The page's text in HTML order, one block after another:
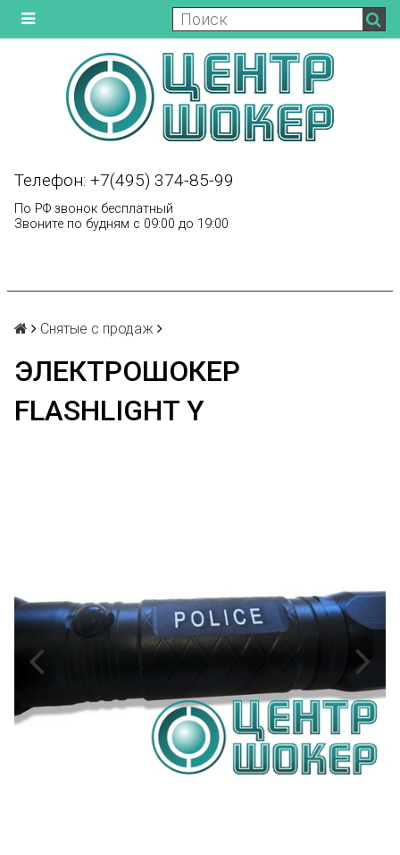
Телефон: +7(495) 374-85-99
По РФ звонок бесплатный
Звоните по будням с 09:00 до 19:00
Снятые с продаж
ЭЛЕКТРОШОКЕР
FLASHLIGHT Y